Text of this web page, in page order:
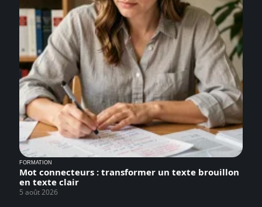
FORMATION
Mot connecteurs : transformer un texte brouillon
en texte clair
5 août 2026